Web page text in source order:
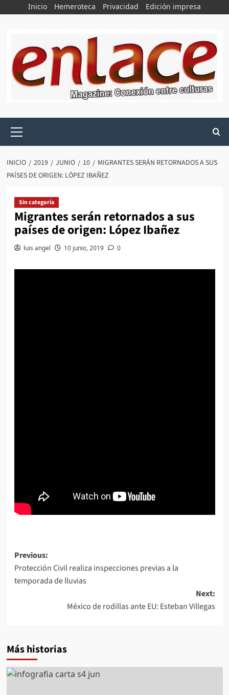
Inicio Hemeroteca Privacidad Edición impresa
principal
INICIO 2019 JUNIO 10
MIGRANTES SERÁN RETORNADOS A SUS
PAÍSES DE ORIGEN: LÓPEZ IBAÑEZ
Sin categoría
Migrantes serán retornados a sus
países de origen: López Ibañez
luis angel 10 junio, 2019 0
Post
navigation
Previous:
Protección Civil realiza inspecciones previas a la
temporada de lluvias
Next:
México de rodillas ante EU: Esteban Villegas
Más historias